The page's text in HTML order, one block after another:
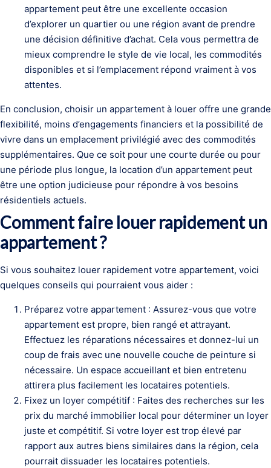
appartement peut être une excellente occasion
d’explorer un quartier ou une région avant de prendre
une décision définitive d’achat. Cela vous permettra de
mieux comprendre le style de vie local, les commodités
disponibles et si l’emplacement répond vraiment à vos
attentes.
En conclusion, choisir un appartement à louer offre une grande
flexibilité, moins d’engagements financiers et la possibilité de
vivre dans un emplacement privilégié avec des commodités
supplémentaires. Que ce soit pour une courte durée ou pour
une période plus longue, la location d’un appartement peut
être une option judicieuse pour répondre à vos besoins
résidentiels actuels.
Comment faire louer rapidement un
appartement ?
Si vous souhaitez louer rapidement votre appartement, voici
quelques conseils qui pourraient vous aider :
Préparez votre appartement : Assurez-vous que votre
appartement est propre, bien rangé et attrayant.
Effectuez les réparations nécessaires et donnez-lui un
coup de frais avec une nouvelle couche de peinture si
nécessaire. Un espace accueillant et bien entretenu
attirera plus facilement les locataires potentiels.
Fixez un loyer compétitif : Faites des recherches sur les
prix du marché immobilier local pour déterminer un loyer
juste et compétitif. Si votre loyer est trop élevé par
rapport aux autres biens similaires dans la région, cela
pourrait dissuader les locataires potentiels.